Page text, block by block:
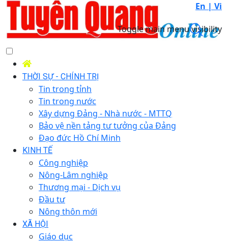
En | Vi
Toggle main menu visibility
THỜI SỰ - CHÍNH TRỊ
Tin trong tỉnh
Tin trong nước
Xây dựng Đảng - Nhà nước - MTTQ
Bảo vệ nền tảng tư tưởng của Đảng
Đạo đức Hồ Chí Minh
KINH TẾ
Công nghiệp
Nông-Lâm nghiệp
Thương mại - Dịch vụ
Đầu tư
Nông thôn mới
XÃ HỘI
Giáo dục